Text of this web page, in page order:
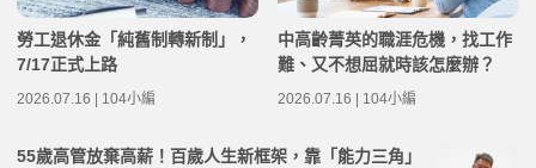
勞工退休金「純舊制轉新制」，
7/17正式上路
2026.07.16 | 104小編
中高齡菁英的職涯危機，找工作
難、又不想屈就時該怎麼辦？
2026.07.16 | 104小編
55歲高管放棄高薪！百歲人生新框架，靠「能力三角」